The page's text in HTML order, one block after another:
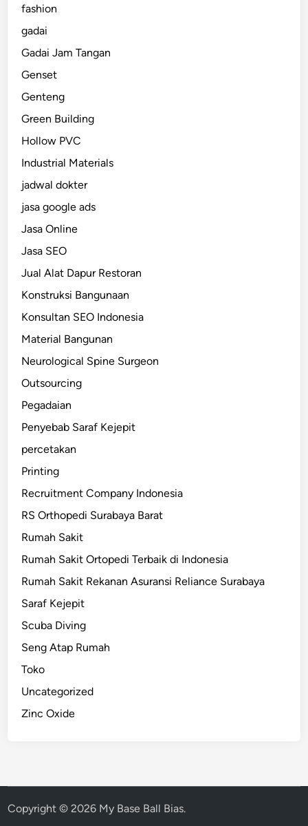
fashion
gadai
Gadai Jam Tangan
Genset
Genteng
Green Building
Hollow PVC
Industrial Materials
jadwal dokter
jasa google ads
Jasa Online
Jasa SEO
Jual Alat Dapur Restoran
Konstruksi Bangunaan
Konsultan SEO Indonesia
Material Bangunan
Neurological Spine Surgeon
Outsourcing
Pegadaian
Penyebab Saraf Kejepit
percetakan
Printing
Recruitment Company Indonesia
RS Orthopedi Surabaya Barat
Rumah Sakit
Rumah Sakit Ortopedi Terbaik di Indonesia
Rumah Sakit Rekanan Asuransi Reliance Surabaya
Saraf Kejepit
Scuba Diving
Seng Atap Rumah
Toko
Uncategorized
Zinc Oxide
Copyright © 2026 My Base Ball Bias.